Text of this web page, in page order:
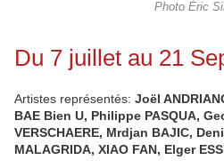
Photo Éric
Du 7 juillet au 21
Artistes représentés: Joël
BAE Bien U, Philippe PASQUA,
VERSCHAERE, Mrdjan BAJIC,
MALAGRIDA, XIAO FAN, Elger